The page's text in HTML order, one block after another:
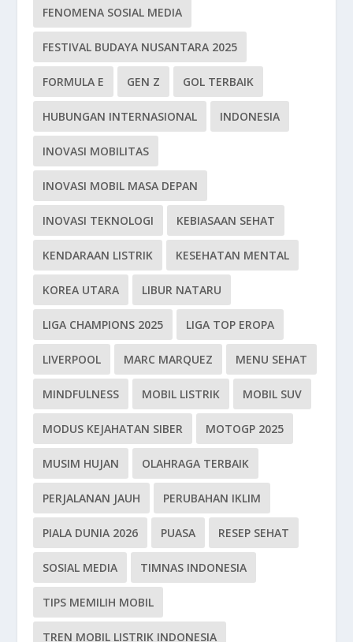
FENOMENA SOSIAL MEDIA
FESTIVAL BUDAYA NUSANTARA 2025
FORMULA E GEN Z GOL TERBAIK
HUBUNGAN INTERNASIONAL INDONESIA
INOVASI MOBILITAS
INOVASI MOBIL MASA DEPAN
INOVASI TEKNOLOGI KEBIASAAN SEHAT
KENDARAAN LISTRIK KESEHATAN MENTAL
KOREA UTARA LIBUR NATARU
LIGA CHAMPIONS 2025 LIGA TOP EROPA
LIVERPOOL MARC MARQUEZ MENU SEHAT
MINDFULNESS MOBIL LISTRIK MOBIL SUV
MODUS KEJAHATAN SIBER MOTOGP 2025
MUSIM HUJAN OLAHRAGA TERBAIK
PERJALANAN JAUH PERUBAHAN IKLIM
PIALA DUNIA 2026 PUASA RESEP SEHAT
SOSIAL MEDIA TIMNAS INDONESIA
TIPS MEMILIH MOBIL
TREN MOBIL LISTRIK INDONESIA